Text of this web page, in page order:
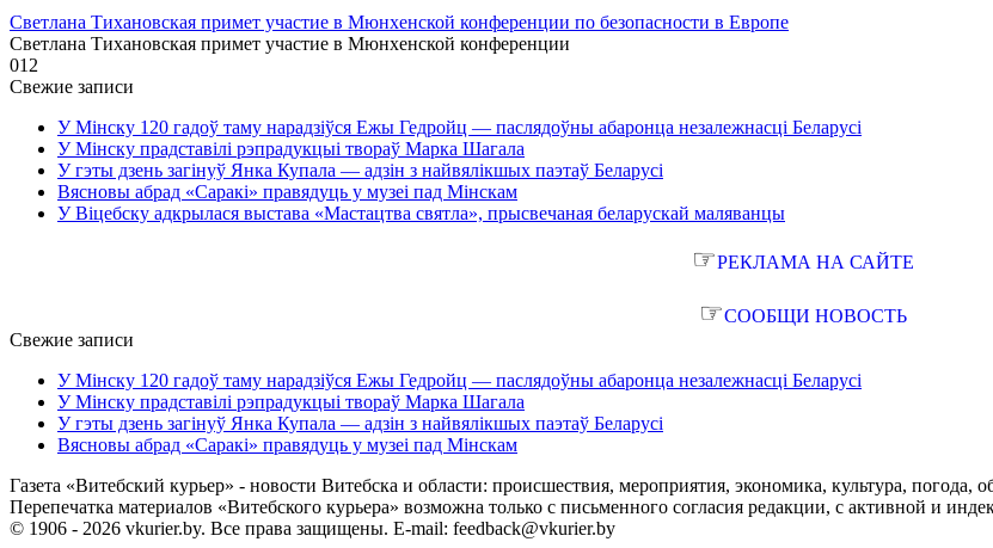
Светлана Тихановская примет участие в Мюнхенской конференции по безопасности в Европе
Светлана Тихановская примет участие в Мюнхенской конференции
012
Свежие записи
У Мінску 120 гадоў таму нарадзіўся Ежы Гедройц — паслядоўны абаронца незалежнасці Беларусі
У Мінску прадставілі рэпрадукцыі твораў Марка Шагала
У гэты дзень загінуў Янка Купала — адзін з найвялікшых паэтаў Беларусі
Вясновы абрад «Саракі» правядуць у музеі пад Мінскам
У Віцебску адкрылася выстава «Мастацтва святла», прысвечаная беларускай маляванцы
☞РЕКЛАМА НА САЙТЕ
☞СООБЩИ НОВОСТЬ
Свежие записи
У Мінску 120 гадоў таму нарадзіўся Ежы Гедройц — паслядоўны абаронца незалежнасці Беларусі
У Мінску прадставілі рэпрадукцыі твораў Марка Шагала
У гэты дзень загінуў Янка Купала — адзін з найвялікшых паэтаў Беларусі
Вясновы абрад «Саракі» правядуць у музеі пад Мінскам
Газета «Витебский курьер» - новости Витебска и области: происшествия, мероприятия, экономика, культура, погода,
Перепечатка материалов «Витебского курьера» возможна только с письменного согласия редакции, с активной и
© 1906 - 2026 vkurier.by. Все права защищены. E-mail: feedback@vkurier.by